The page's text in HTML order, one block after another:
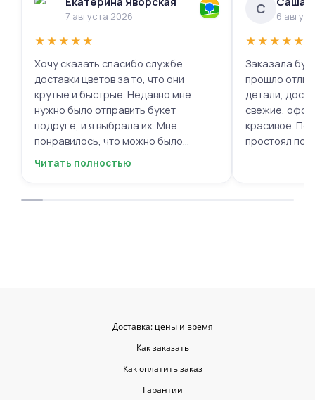
7 августа 2026
★★★★★
Хочу сказать спасибо службе
доставки цветов за то, что они
крутые и быстрые. Недавно мне
нужно было отправить букет
подруге, и я выбрала их. Мне
понравилось, что можно было
выбрать цветы и оформить заказ
время, и цветы были свежие и
Читать полностью
С 6
★★★★★
Заказала
прошло
детали,
свежие,
красивое.
простоял
Доставка: цены и время
Как заказать
Как оплатить заказ
Гарантии